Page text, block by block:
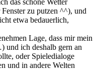
zu putzen ^^), und
etwa bedauerlich,
Lage, dass mir mein
und ich deshalb gern an
oder Spieledialoge
und in andere Welten